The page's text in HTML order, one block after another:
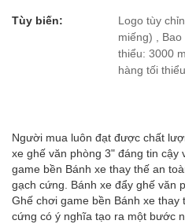
Tùy biến:
Logo tùy
miếng) ,
thiểu: 3000
hàng tối
Người mua luôn đạt được chất
xe ghế văn phòng 3" đáng tin cậy
game bền Bánh xe thay thế an
gạch cứng. Bánh xe đẩy ghế văn
Ghế chơi game bền Bánh xe thay
cứng có ý nghĩa tạo ra một bước